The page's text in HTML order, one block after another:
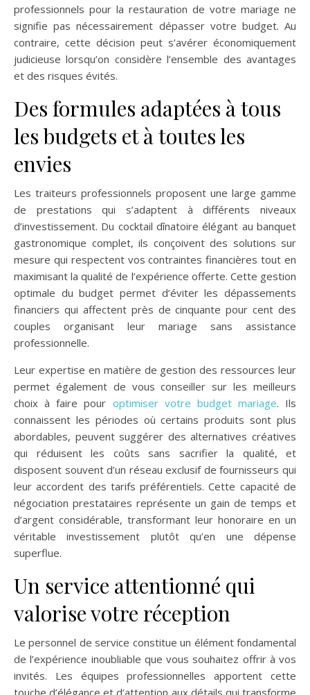
professionnels pour la restauration de votre mariage ne
signifie pas nécessairement dépasser votre budget. Au
contraire, cette décision peut s’avérer économiquement
judicieuse lorsqu’on considère l’ensemble des avantages
et des risques évités.
Des formules adaptées à tous
les budgets et à toutes les
envies
Les traiteurs professionnels proposent une large gamme
de prestations qui s’adaptent à différents niveaux
d’investissement. Du cocktail dînatoire élégant au banquet
gastronomique complet, ils conçoivent des solutions sur
mesure qui respectent vos contraintes financières tout en
maximisant la qualité de l’expérience offerte. Cette gestion
optimale du budget permet d’éviter les dépassements
financiers qui affectent près de cinquante pour cent des
couples organisant leur mariage sans assistance
professionnelle.
Leur expertise en matière de gestion des ressources leur
permet également de vous conseiller sur les meilleurs
choix à faire pour optimiser votre budget mariage. Ils
connaissent les périodes où certains produits sont plus
abordables, peuvent suggérer des alternatives créatives
qui réduisent les coûts sans sacrifier la qualité, et
disposent souvent d’un réseau exclusif de fournisseurs qui
leur accordent des tarifs préférentiels. Cette capacité de
négociation prestataires représente un gain de temps et
d’argent considérable, transformant leur honoraire en un
véritable investissement plutôt qu’en une dépense
superflue.
Un service attentionné qui
valorise votre réception
Le personnel de service constitue un élément fondamental
de l’expérience inoubliable que vous souhaitez offrir à vos
invités. Les équipes professionnelles apportent cette
touche d’élégance et d’attention aux détails qui transforme